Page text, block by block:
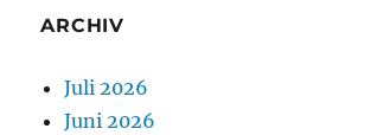
ARCHIV
Juli 2026
Juni 2026